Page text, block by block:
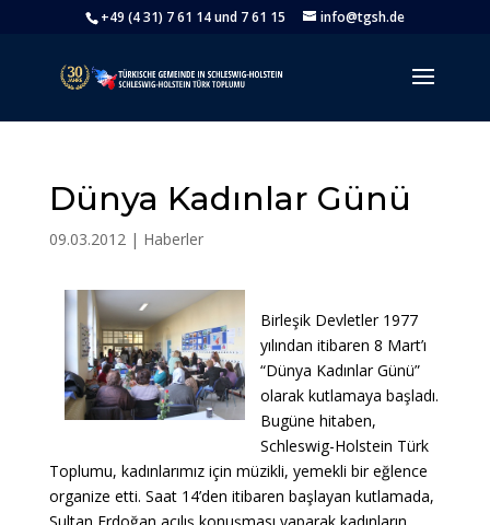
+49 (4 31) 7 61 14 und 7 61 15 info@tgsh.de
Dünya Kadınlar Günü
09.03.2012| Haberler
Birleşik Devletler 1977
yılından itibaren 8 Mart’ı
“Dünya Kadınlar Günü”
olarak kutlamaya başladı.
Bugüne hitaben,
Schleswig-Holstein Türk
Toplumu, kadınlarımız için müzikli, yemekli bir eğlence
organize etti. Saat 14’den itibaren başlayan kutlamada,